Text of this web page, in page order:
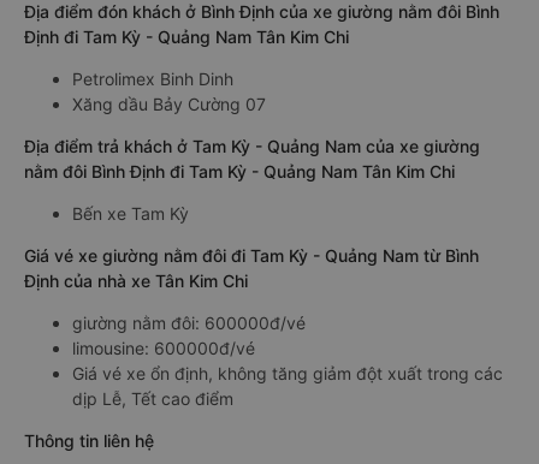
Địa điểm đón khách ở Bình Định của xe giường nằm đôi Bình
Định đi Tam Kỳ - Quảng Nam Tân Kim Chi
Petrolimex Binh Dinh
Xăng dầu Bảy Cường 07
Địa điểm trả khách ở Tam Kỳ - Quảng Nam của xe giường
nằm đôi Bình Định đi Tam Kỳ - Quảng Nam Tân Kim Chi
Bến xe Tam Kỳ
Giá vé xe giường nằm đôi đi Tam Kỳ - Quảng Nam từ Bình
Định của nhà xe Tân Kim Chi
giường nằm đôi: 600000đ/vé
limousine: 600000đ/vé
Giá vé xe ổn định, không tăng giảm đột xuất trong các
dịp Lễ, Tết cao điểm
Thông tin liên hệ